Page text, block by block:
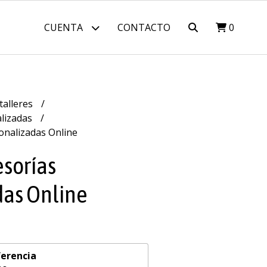
CUENTA CONTACTO 0
Online
Online